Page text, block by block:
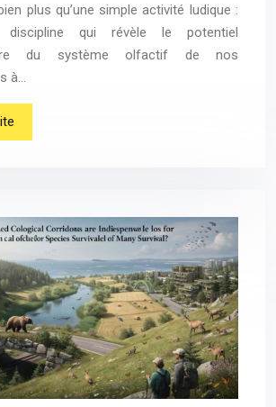
plus qu’une simple activité ludique :
discipline qui révèle le potentiel
du système olfactif de nos
à…